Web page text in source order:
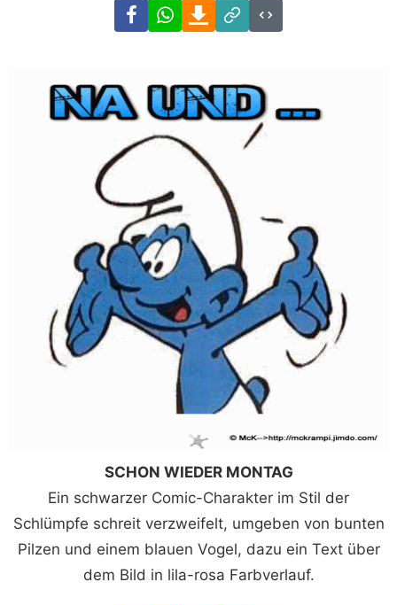
FacebookWhatsAppDownload
Link
Code
SCHON WIEDER MONTAG
Ein schwarzer Comic-Charakter im Stil der
Schlümpfe schreit verzweifelt, umgeben von bunten
Pilzen und einem blauen Vogel, dazu ein Text über
dem Bild in lila-rosa Farbverlauf.